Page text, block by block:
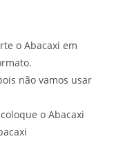
o Abacaxi em
não vamos usar
o Abacaxi